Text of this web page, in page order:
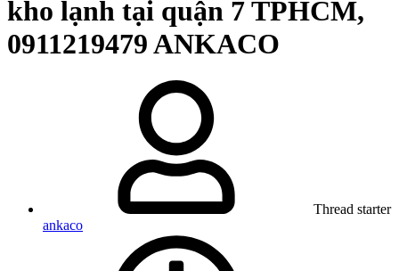
kho lạnh tại quận 7 TPHCM,
0911219479 ANKACO
Thread starter
ankaco